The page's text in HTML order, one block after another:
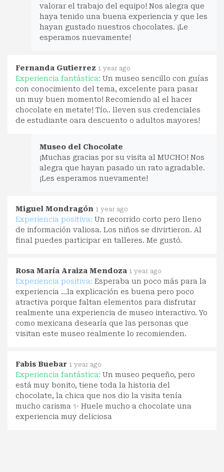
valorar el trabajo del equipo! Nos alegra que
haya tenido una buena experiencia y que les
hayan gustado nuestros chocolates. ¡Le
esperamos nuevamente!
Fernanda Gutierrez 1 year ago
Experiencia fantástica: Un museo sencillo con guías
con conocimiento del tema, excelente para pasar
un muy buen momento! Recomiendo al el hacer
chocolate en metate! Tío.. lleven sus credenciales
de estudiante oara descuento o adultos mayores!
Museo del Chocolate
¡Muchas gracias por su visita al MUCHO! Nos
alegra que hayan pasado un rato agradable.
¡Les esperamos nuevamente!
Miguel Mondragón 1 year ago
Experiencia positiva: Un recorrido corto pero lleno
de información valiosa. Los niños se divirtieron. Al
final puedes participar en talleres. Me gustó.
Rosa María Araiza Mendoza 1 year ago
Experiencia positiva: Esperaba un poco más para la
experiencia ...la explicación es buena pero poco
atractiva porque faltan elementos para disfrutar
realmente una experiencia de museo interactivo. Yo
como mexicana desearía que las personas que
visitan este museo realmente lo recomienden.
Fabis Buebar 1 year ago
Experiencia fantástica: Un museo pequeño, pero
está muy bonito, tiene toda la historia del
chocolate, la chica que nos dio la visita tenía
mucho carisma ✨ Huele mucho a chocolate una
experiencia muy deliciosa